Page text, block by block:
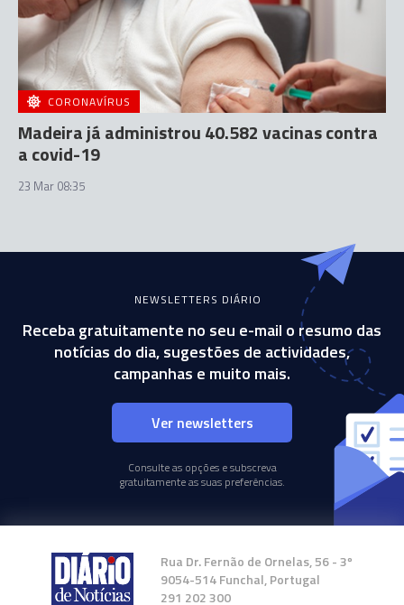
CORONAVÍRUS
Madeira já administrou 40.582 vacinas contra
a covid-19
23 Mar 08:35
NEWSLETTERS DIÁRIO
Receba gratuitamente no seu e-mail o resumo das
notícias do dia, sugestões de actividades,
campanhas e muito mais.
Ver newsletters
Consulte as opções e subscreva
gratuitamente as suas preferências.
Rua Dr. Fernão de Ornelas, 56 - 3º
9054-514 Funchal, Portugal
291 202 300